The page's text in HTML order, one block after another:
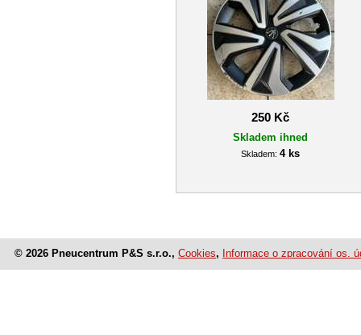
250 Kč
Skladem ihned
Skladem: 4 ks
© 2026 Pneucentrum P&S s.r.o., Cookies, Informace o zpracování os.